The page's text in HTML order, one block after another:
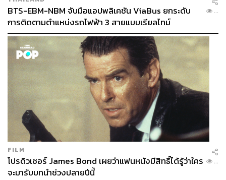
BTS-EBM-NBM จับมือแอปพลิเคชัน ViaBus ยกระดับ
การติดตามตำแหน่งรถไฟฟ้า 3 สายแบบเรียลไทม์
...
FILM
โปรดิวเซอร์ James Bond เผยว่าแฟนหนังมีสิทธิ์ได้รู้ว่าใคร
จะมารับบทนำช่วงปลายปีนี้
...